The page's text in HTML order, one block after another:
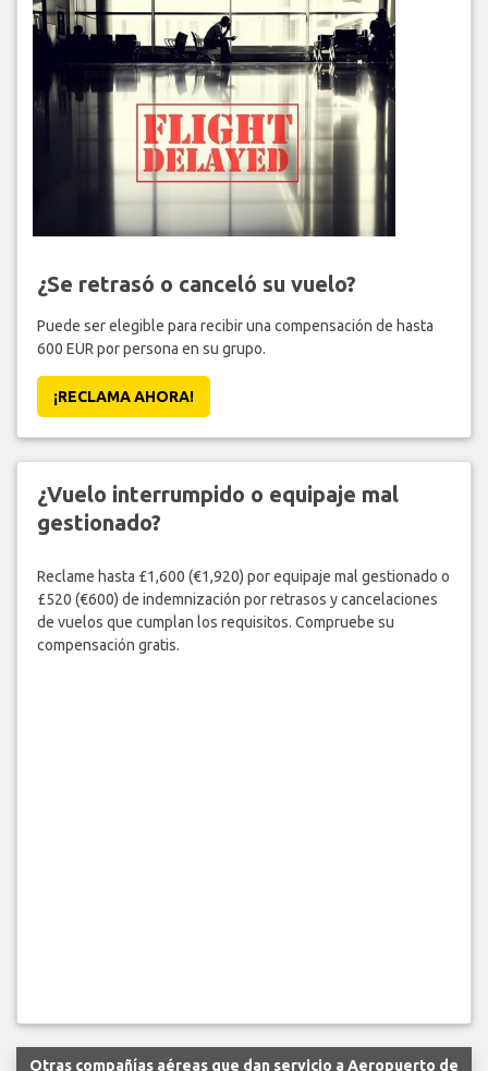
¿Se retrasó o canceló su vuelo?
Puede ser elegible para recibir una compensación de hasta
600 EUR por persona en su grupo.
¡RECLAMA AHORA!
¿Vuelo interrumpido o equipaje mal
gestionado?
Reclame hasta £1,600 (€1,920) por equipaje mal gestionado o
£520 (€600) de indemnización por retrasos y cancelaciones
de vuelos que cumplan los requisitos. Compruebe su
compensación gratis.
Otras compañías aéreas que dan servicio a Aeropuerto de